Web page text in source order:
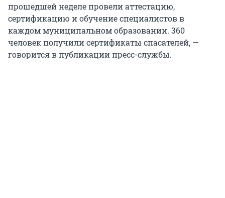
прошедшей неделе провели аттестацию,
сертификацию и обучение специалистов в
каждом муниципальном образовании. 360
человек получили сертификаты спасателей, —
говорится в публикации пресс-службы.